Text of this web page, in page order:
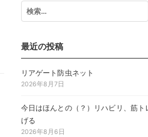
索:
最近の投稿
リアゲート防虫ネット
2026年8月7日
今日はほんとの（？）リハビリ、筋ト
げる
2026年8月6日